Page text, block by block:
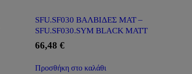
SFU.SF030 ΒΑΛΒΙΔΕΣ ΜΑΤ –
SFU.SF030.SYM BLACK MATT
66,48€
Προσθήκη στο καλάθι